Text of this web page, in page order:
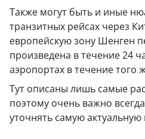
Также могут быть и иные
транзитных рейсах через
европейскую зону Шенген
произведена в течение 24
аэропортах в течение того
Тут описаны лишь самые
поэтому очень важно
уточнять самую